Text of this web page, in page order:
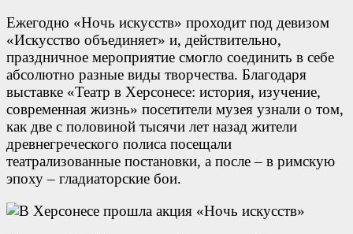
Ежегодно «Ночь искусств» проходит под девизом
«Искусство объединяет» и, действительно,
праздничное мероприятие смогло соединить в себе
абсолютно разные виды творчества. Благодаря
выставке «Театр в Херсонесе: история, изучение,
современная жизнь» посетители музея узнали о том,
как две с половиной тысячи лет назад жители
древнегреческого полиса посещали
театрализованные постановки, а после – в римскую
эпоху – гладиаторские бои.